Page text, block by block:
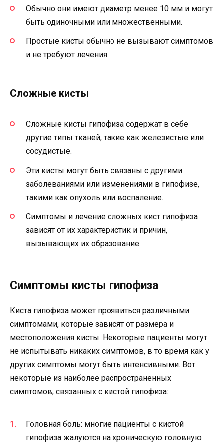
Обычно они имеют диаметр менее 10 мм и могут
быть одиночными или множественными.
Простые кисты обычно не вызывают симптомов
и не требуют лечения.
Сложные кисты
Сложные кисты гипофиза содержат в себе
другие типы тканей, такие как железистые или
сосудистые.
Эти кисты могут быть связаны с другими
заболеваниями или изменениями в гипофизе,
такими как опухоль или воспаление.
Симптомы и лечение сложных кист гипофиза
зависят от их характеристик и причин,
вызывающих их образование.
Симптомы кисты гипофиза
Киста гипофиза может проявиться различными
симптомами, которые зависят от размера и
местоположения кисты. Некоторые пациенты могут
не испытывать никаких симптомов, в то время как у
других симптомы могут быть интенсивными. Вот
некоторые из наиболее распространенных
симптомов, связанных с кистой гипофиза:
Головная боль: многие пациенты с кистой
гипофиза жалуются на хроническую головную